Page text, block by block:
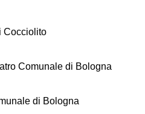
Cocciolito
Comunale di Bologna
di Bologna